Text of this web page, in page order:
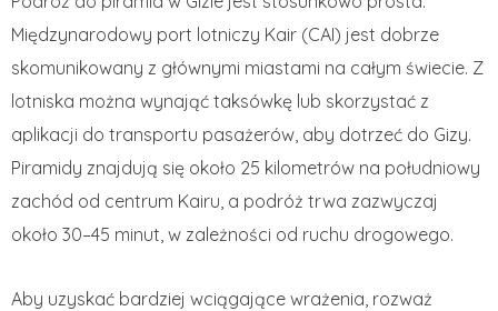
Międzynarodowy port lotniczy Kair (CAI) jest dobrze
skomunikowany z głównymi miastami na całym świecie. Z
lotniska można wynająć taksówkę lub skorzystać z
aplikacji do transportu pasażerów, aby dotrzeć do Gizy.
Piramidy znajdują się około 25 kilometrów na południowy
zachód od centrum Kairu, a podróż trwa zazwyczaj
około 30–45 minut, w zależności od ruchu drogowego.
Aby uzyskać bardziej wciągające wrażenia, rozważ